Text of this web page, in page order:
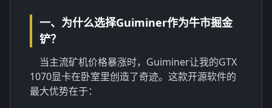
一、为什么选择Guiminer作为牛市掘金
铲？
当主流矿机价格暴涨时，Guiminer让我的GTX
1070显卡在卧室里创造了奇迹。这款开源软件的
最大优势在于：